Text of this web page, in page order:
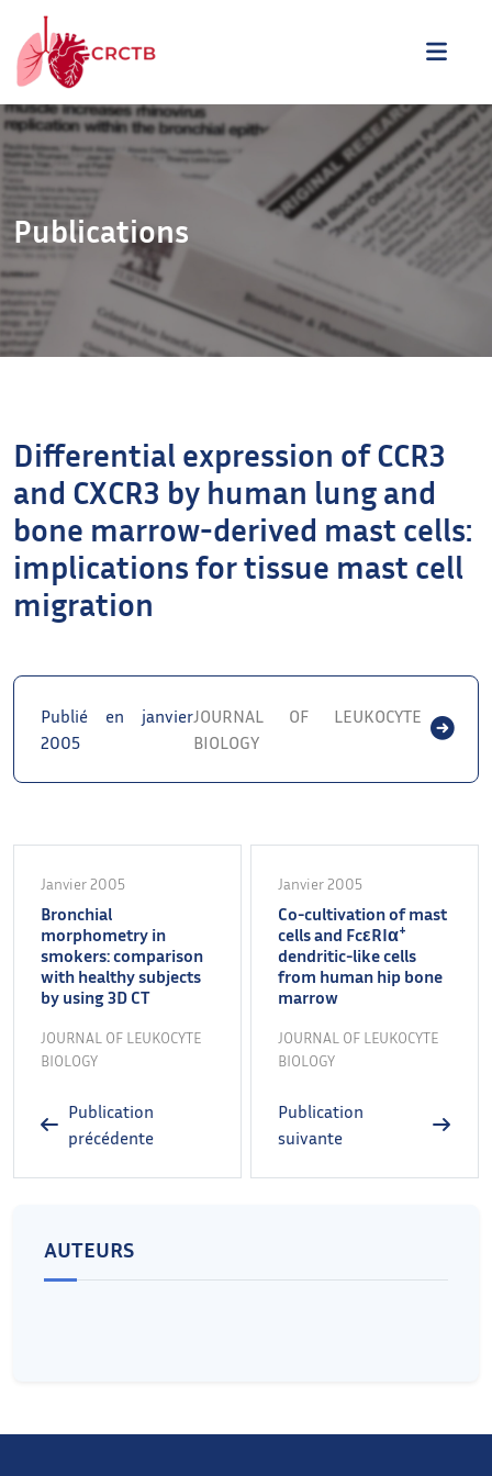
Aller au contenu
Publications
Differential expression of CCR3
and CXCR3 by human lung and
bone marrow-derived mast cells:
implications for tissue mast cell
migration
Publié en janvier
2005
JOURNAL OF LEUKOCYTE
BIOLOGY
Janvier 2005
Bronchial
morphometry in
smokers: comparison
with healthy subjects
by using 3D CT
JOURNAL OF LEUKOCYTE
BIOLOGY
Publication
précédente
Janvier 2005
Co-cultivation of mast
cells and FcεRIα+
dendritic-like cells
from human hip bone
marrow
JOURNAL OF LEUKOCYTE
BIOLOGY
Publication
suivante
AUTEURS